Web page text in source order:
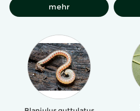
mehr